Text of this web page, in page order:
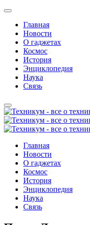
Главная
Новости
О гаджетах
Космос
История
Энциклопедия
Наука
Связь
Главная
Новости
О гаджетах
Космос
История
Энциклопедия
Наука
Связь